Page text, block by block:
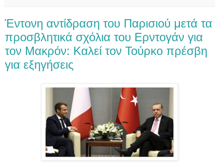
Έντονη αντίδραση του Παρισιού μετά τα
προσβλητικά σχόλια του Ερντογάν για
τον Μακρόν: Καλεί τον Τούρκο πρέσβη
για εξηγήσεις